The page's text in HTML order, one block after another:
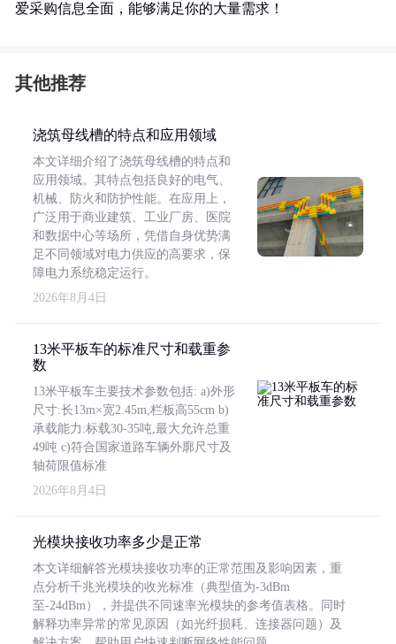
爱采购信息全面，能够满足你的大量需求！
其他推荐
浇筑母线槽的特点和应用领域
本文详细介绍了浇筑母线槽的特点和
应用领域。其特点包括良好的电气、
机械、防火和防护性能。在应用上，
广泛用于商业建筑、工业厂房、医院
和数据中心等场所，凭借自身优势满
足不同领域对电力供应的高要求，保
障电力系统稳定运行。
2026年8月4日
13米平板车的标准尺寸和载重参
数
13米平板车主要技术参数包括: a)外形
尺寸:长13m×宽2.45m,栏板高55cm b)
承载能力:标载30-35吨,最大允许总重
49吨 c)符合国家道路车辆外廓尺寸及
轴荷限值标准
2026年8月4日
光模块接收功率多少是正常
本文详细解答光模块接收功率的正常范围及影响因素，重
点分析千兆光模块的收光标准（典型值为-3dBm
至-24dBm），并提供不同速率光模块的参考值表格。同时
解释功率异常的常见原因（如光纤损耗、连接器问题）及